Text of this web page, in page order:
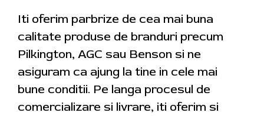
Iti oferim parbrize de cea mai buna
calitate produse de branduri precum
Pilkington, AGC sau Benson si ne
asiguram ca ajung la tine in cele mai
bune conditii. Pe langa procesul de
comercializare si livrare, iti oferim si